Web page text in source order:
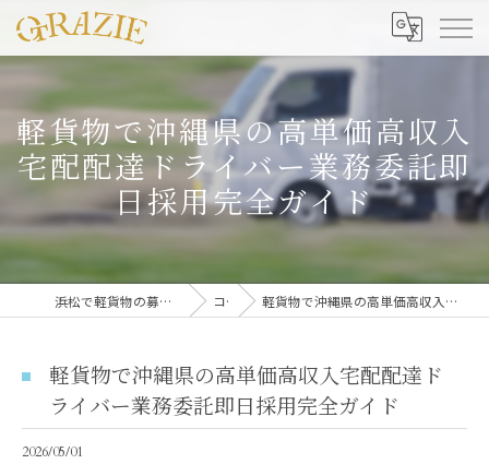
軽貨物で沖縄県の高単価高収入
宅配配達ドライバー業務委託即
日採用完全ガイド
浜松で軽貨物の募集なら合同会社グラッツェ運送 コラム 軽貨物で沖縄県の高単価高収入宅配配達ドライバー業務委託即日採用完全ガイド
軽貨物で沖縄県の高単価高収入宅配配達ド
ライバー業務委託即日採用完全ガイド
2026/05/01